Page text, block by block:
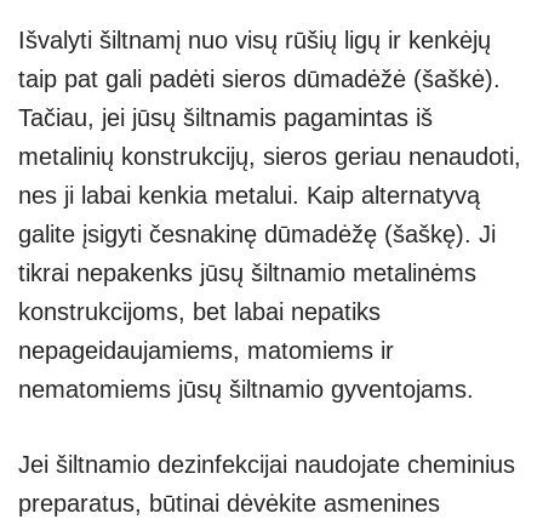
Išvalyti šiltnamį nuo visų rūšių ligų ir kenkėjų
taip pat gali padėti sieros dūmadėžė (šaškė).
Tačiau, jei jūsų šiltnamis pagamintas iš
metalinių konstrukcijų, sieros geriau nenaudoti,
nes ji labai kenkia metalui. Kaip alternatyvą
galite įsigyti česnakinę dūmadėžę (šaškę). Ji
tikrai nepakenks jūsų šiltnamio metalinėms
konstrukcijoms, bet labai nepatiks
nepageidaujamiems, matomiems ir
nematomiems jūsų šiltnamio gyventojams.
Jei šiltnamio dezinfekcijai naudojate cheminius
preparatus, būtinai dėvėkite asmenines